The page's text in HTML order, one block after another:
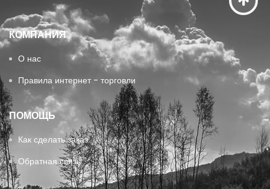
КОМПАНИЯ
О нас
Правила интернет - торговли
ПОМОЩЬ
Как сделать заказ
Обратная связь